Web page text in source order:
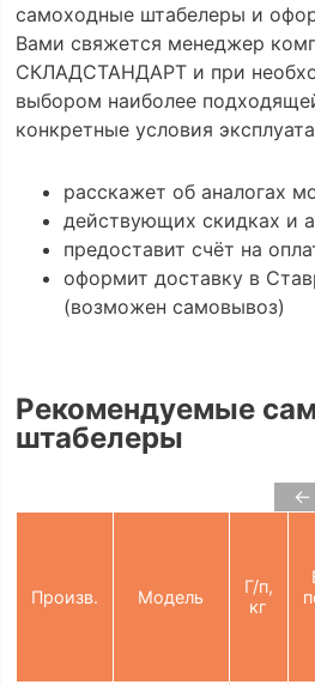
самоходные штабелеры и
Вами свяжется менеджер
СКЛАДСТАНДАРТ и при
выбором наиболее
конкретные условия
расскажет об аналогах
действующих скидках и
предоставит счёт на
оформит доставку в
(возможен самовывоз)
Рекомендуемые
штабелеры
←
Произв. Модель
Г/п,
кг